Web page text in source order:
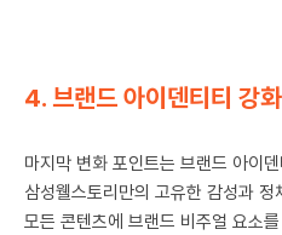
4. 브랜드 아이덴티티 강화
마지막 변화 포인트는 브랜드 아이
삼성웰스토리만의 고유한 감성과
모든 콘텐츠에 브랜드 비주얼 요소